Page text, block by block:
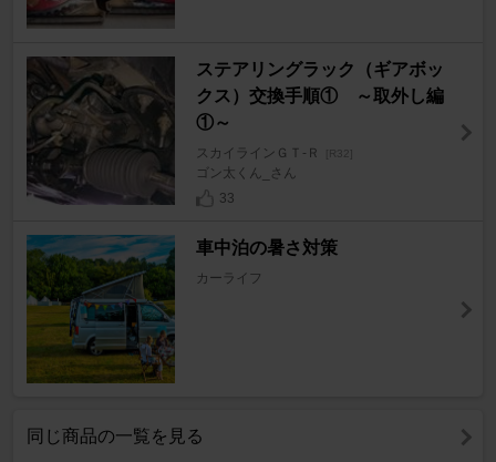
ステアリングラック（ギアボッ
クス）交換手順① ～取外し編
①～
スカイラインＧＴ‐Ｒ [R32]
ゴン太くん_さん
33
車中泊の暑さ対策
カーライフ
同じ商品の一覧を見る